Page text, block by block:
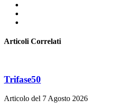
Articoli Correlati
Trifase50
Articolo del 7 Agosto 2026